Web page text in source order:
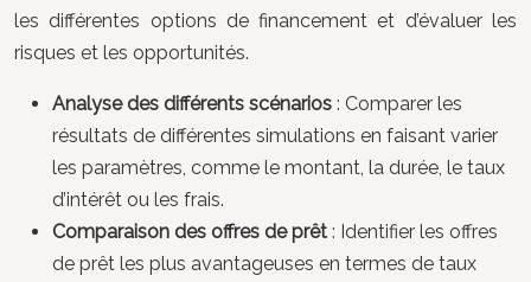
les différentes options de financement et d’évaluer les
risques et les opportunités.
Analyse des différents scénarios : Comparer les
résultats de différentes simulations en faisant varier
les paramètres, comme le montant, la durée, le taux
d’intérêt ou les frais.
Comparaison des offres de prêt : Identifier les offres
de prêt les plus avantageuses en termes de taux